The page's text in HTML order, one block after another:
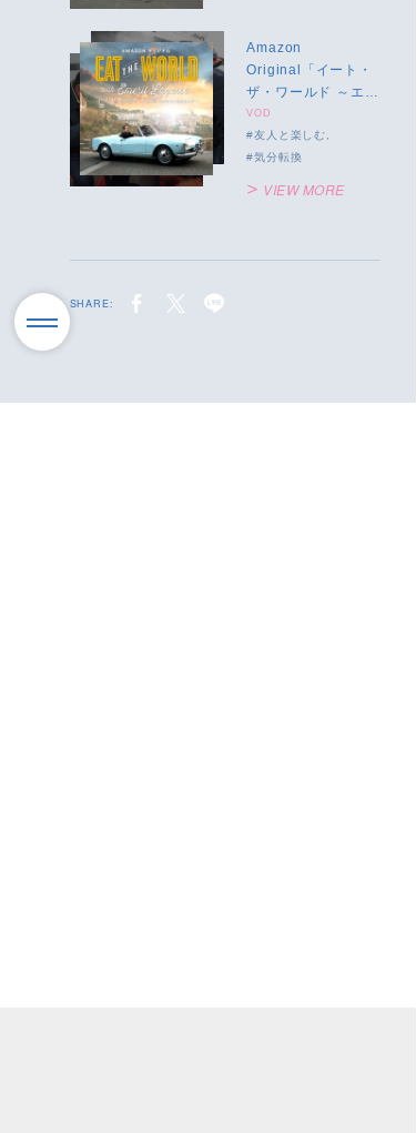
Amazon
Original「イート・
ザ・ワールド ～エメ
リル・ラガッセと世
界を食す～」
VOD
友人と楽しむ
気分転換
VIEW MORE
SHARE: